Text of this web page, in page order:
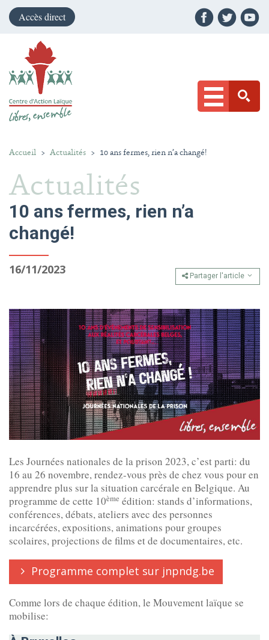
Accès direct
Accueil > Actualités > 10 ans fermes, rien n’a changé!
Actualités
10 ans fermes, rien n’a
changé!
16/11/2023 Partager l'article
Les Journées nationales de la prison 2023, c’est parti: du
16 au 26 novembre, rendez-vous près de chez vous pour en
apprendre plus sur la situation carcérale en Belgique. Au
programme de cette 10ème édition: stands d’informations,
conférences, débats, ateliers avec des personnes
incarcérées, expositions, animations pour groupes
scolaires, projections de films et de documentaires, etc.
Programme complet sur jnpndg.be
Comme lors de chaque édition, le Mouvement laïque se
mobilise: